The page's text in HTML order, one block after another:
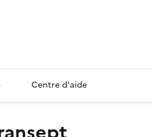
Centre d'aide